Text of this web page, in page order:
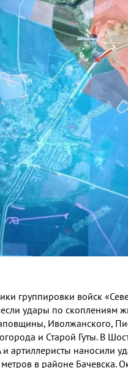
группировки войск
удары по скоплениям
Иволжанского,
и Старой Гуты. В
артиллеристы наносили
в районе Бачевска.